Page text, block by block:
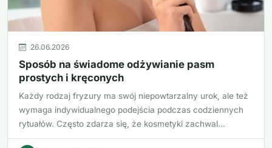
26.06.2026
Sposób na świadome odżywianie pasm
prostych i kręconych
Każdy rodzaj fryzury ma swój niepowtarzalny urok, ale też
wymaga indywidualnego podejścia podczas codziennych
rytuałów. Często zdarza się, że kosmetyki zachwal…